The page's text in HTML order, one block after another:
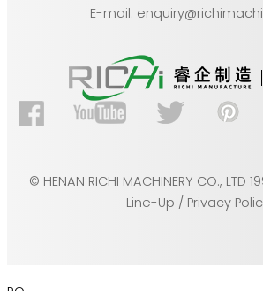
E-mail:
© HENAN RICHI MACHINERY CO., LTD
Line-Up / Privacy